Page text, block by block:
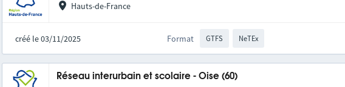
Hauts-de-France
créé le 03/11/2025 Format GTFS NeTEx
Réseau interurbain et scolaire - Oise (60)